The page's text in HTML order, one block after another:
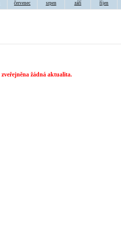
červenec srpen září říjen
žádná aktualita.